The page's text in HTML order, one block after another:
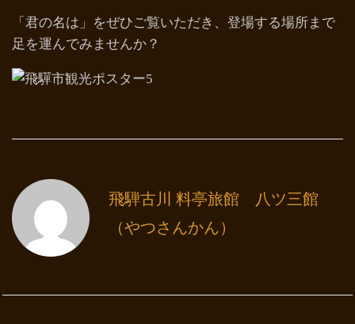
「君の名は」をぜひご覧いただき、登場する場所まで
足を運んでみませんか？
飛騨古川 料亭旅館 八ツ三館
（やつさんかん）